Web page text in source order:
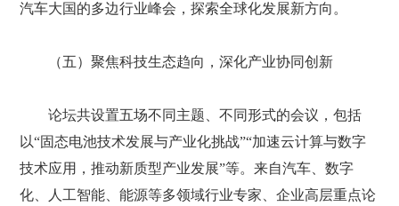
汽车大国的多边行业峰会，探索全球化发展新方向。
（五）聚焦科技生态趋向，深化产业协同创新
论坛共设置五场不同主题、不同形式的会议，包括
以“固态电池技术发展与产业化挑战”“加速云计算与数字
技术应用，推动新质型产业发展”等。来自汽车、数字
化、人工智能、能源等多领域行业专家、企业高层重点论